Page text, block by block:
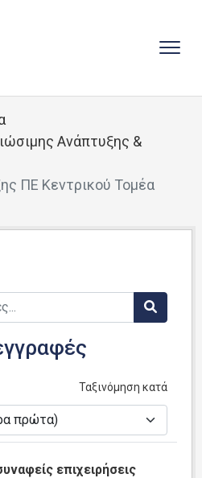
Ανάπτυξης &
ΠΕ Κεντρικού Τομέα
Ταξινόμηση κατά
επιχειρήσεις